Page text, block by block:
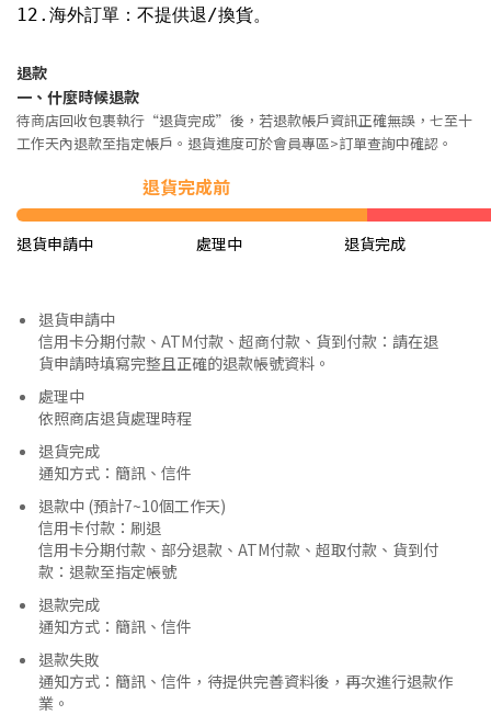
12.海外訂單：不提供退/換貨。
退款
一、 什麼時候退款
待商店回收包裹執行“退貨完成”後，若退款帳戶資訊正確無誤，七至十
工作天內退款至指定帳戶。退貨進度可於會員專區>訂單查詢中確認。
退貨完成前
退貨申請中 處理中 退貨完成
退貨申請中
信用卡分期付款、ATM付款、超商付款、貨到付款：請在退
貨申請時填寫完整且正確的退款帳號資料。
處理中
依照商店退貨處理時程
退貨完成
通知方式：簡訊、信件
退款中 (預計7~10個工作天)
信用卡付款：刷退
信用卡分期付款、部分退款、ATM付款、超取付款、貨到付
款：退款至指定帳號
退款完成
通知方式：簡訊、信件
退款失敗
通知方式：簡訊、信件，待提供完善資料後，再次進行退款作
業。